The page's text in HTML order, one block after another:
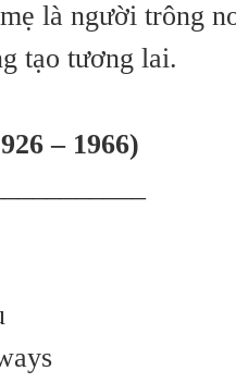
là người trông
tạo tương lai.
– 1966)